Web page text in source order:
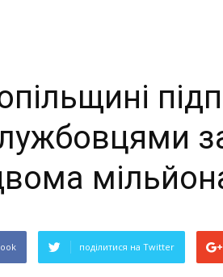
поділитися на Twitter